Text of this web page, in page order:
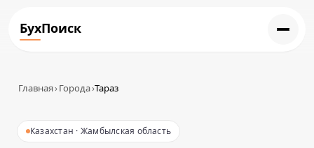
БухПоиск
Главная›Города›Тараз
Казахстан · Жамбылская область